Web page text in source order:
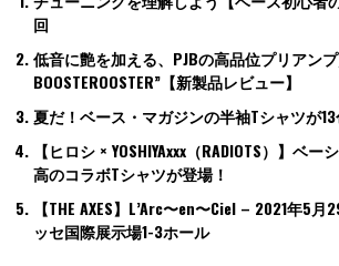
回
低音に艶を加える、PJBの高品位プリアン
BOOSTEROOSTER”【新製品レビュー】
夏だ！ベース・マガジンの半袖Tシャツが
【ヒロシ × YOSHIYAxxx（RADIOTS）】ベ
高のコラボTシャツが登場！
【THE AXES】L’Arc〜en〜Ciel – 2021年5
ッセ国際展示場1-3ホール